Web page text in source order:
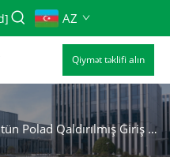
AZ
Qiymət təklifi alın
Polad Qaldırılmış Giriş Zəmini